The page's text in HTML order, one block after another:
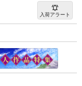
入荷アラート